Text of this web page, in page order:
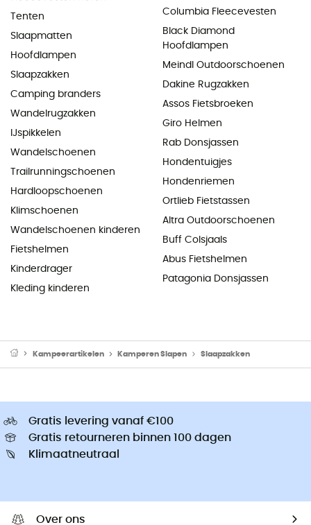
Tenten
Slaapmatten
Hoofdlampen
Slaapzakken
Camping branders
Wandelrugzakken
IJspikkelen
Wandelschoenen
Trailrunningschoenen
Hardloopschoenen
Klimschoenen
Wandelschoenen kinderen
Fietshelmen
Kinderdrager
Kleding kinderen
Columbia Fleecevesten
Black Diamond
Hoofdlampen
Meindl Outdoorschoenen
Dakine Rugzakken
Assos Fietsbroeken
Giro Helmen
Rab Donsjassen
Hondentuigjes
Hondenriemen
Ortlieb Fietstassen
Altra Outdoorschoenen
Buff Colsjaals
Abus Fietshelmen
Patagonia Donsjassen
Kampeerartikelen Kamperen Slapen Slaapzakken
Gratis levering vanaf €100
Gratis retourneren binnen 100 dagen
Klimaatneutraal
Over ons